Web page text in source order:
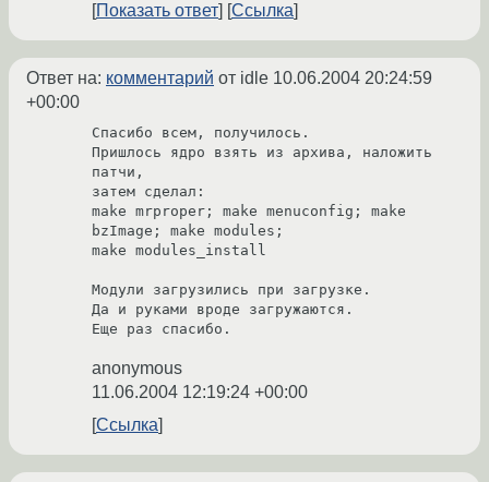
Показать ответ
Ссылка
Ответ на: комментарий от idle 10.06.2004 20:24:59
+00:00
Спасибо всем, получилось.
Пришлось ядро взять из архива, наложить
патчи,
затем сделал:
make mrproper; make menuconfig; make
bzImage; make modules;
make modules_install
Модули загрузились при загрузке.
Да и руками вроде загружаются.
Еще раз спасибо.
anonymous
11.06.2004 12:19:24 +00:00
Ссылка